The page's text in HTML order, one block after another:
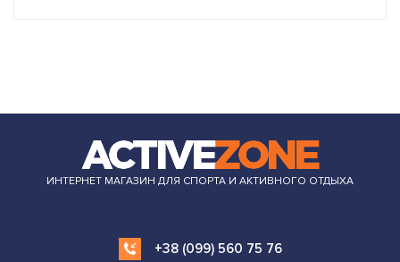
ИНТЕРНЕТ МАГАЗИН ДЛЯ СПОРТА И АКТИВНОГО ОТДЫХА
+38 (099) 560 75 76